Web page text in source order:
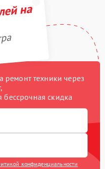
на
техники через
бессрочная скидка
конфиденциальности